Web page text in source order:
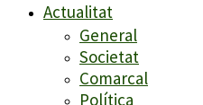
Actualitat
General
Societat
Comarcal
Política